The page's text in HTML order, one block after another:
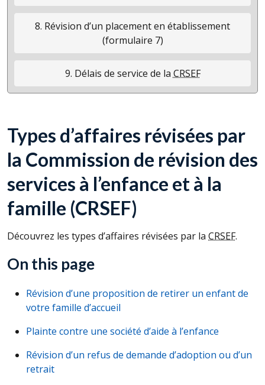
8. Révision d’un placement en établissement
(formulaire 7)
9. Délais de service de la CRSEF
Types d’affaires révisées par
la Commission de révision des
services à l’enfance et à la
famille (CRSEF)
Découvrez les types d’affaires révisées par la CRSEF.
On this page
Révision d’une proposition de retirer un enfant de
votre famille d’accueil
Plainte contre une société d’aide à l’enfance
Révision d’un refus de demande d’adoption ou d’un
retrait